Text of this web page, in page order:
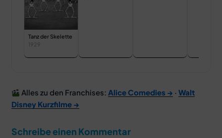
Tanz der Skelette
1929
Alles zu den Franchises: Alice Comedies → · Walt
Disney Kurzfilme →
Schreibe einen Kommentar